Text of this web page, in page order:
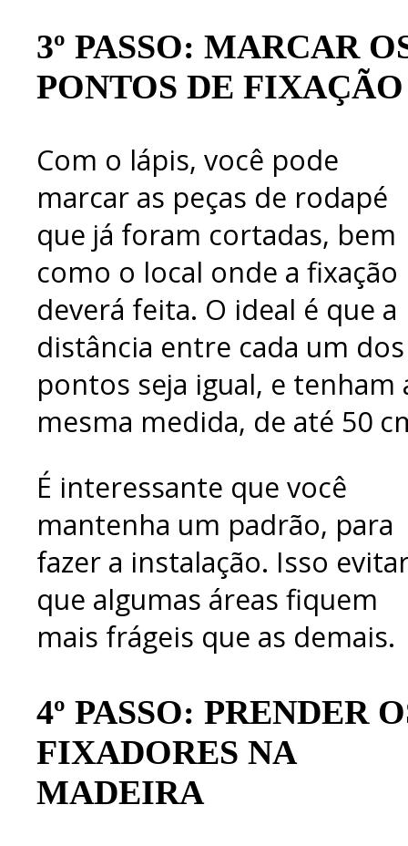
3º PASSO: MARCAR
PONTOS DE FIXAÇÃO
Com o lápis, você pode
marcar as peças de rodapé
que já foram cortadas, bem
como o local onde a fixação
deverá feita. O ideal é que a
distância entre cada um dos
pontos seja igual, e tenham
mesma medida, de até 50
É interessante que você
mantenha um padrão, para
fazer a instalação. Isso
que algumas áreas fiquem
mais frágeis que as demais.
4º PASSO: PRENDER
FIXADORES NA
MADEIRA